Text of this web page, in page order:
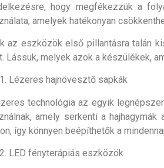
hogy megfékezzük a
amelyek hatékonyan
az eszközök első pillantásra talán
Lássuk, melyek azok a készülékek,
Lézeres hajnövesztő sapkák
technológia az egyik
amely serkenti a
így könnyen beépíthetők a
LED fényterápiás eszközök